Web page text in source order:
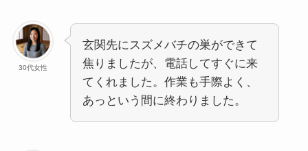
30代女性
玄関先にスズメバチの巣ができて
焦りましたが、電話してすぐに来
てくれました。作業も手際よく、
あっという間に終わりました。